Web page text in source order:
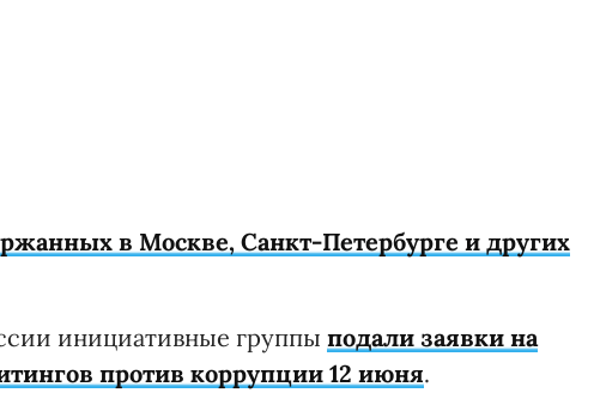
в Москве, Санкт-Петербурге и других
инициативные группы подали заявки на
против коррупции 12 июня.